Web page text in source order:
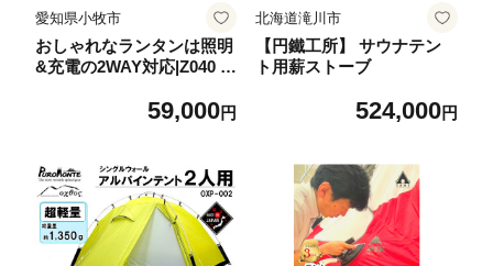
愛知県小牧市
おしゃれなランタンは照明
&充電の2WAY対応|Z040 ラ
2WAY対応 Z040 ランプ ラ
ーデン LED 屋外 ポータブ
ル 鉄製 防災 非常用 吊り下
げ式 マキタバッテリー対
応 でんらい 愛知県 小牧市
送料無料
59,000円
北海道滝川市
【円鐵工所】 サウナテン
ト用薪ストーブ
524,000円